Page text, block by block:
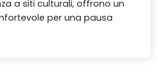
a siti culturali, offrono un
per una pausa